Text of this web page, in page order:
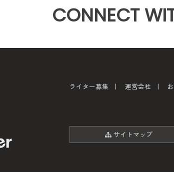
CONNECT
ライター募集 運営会社
サイトマップ